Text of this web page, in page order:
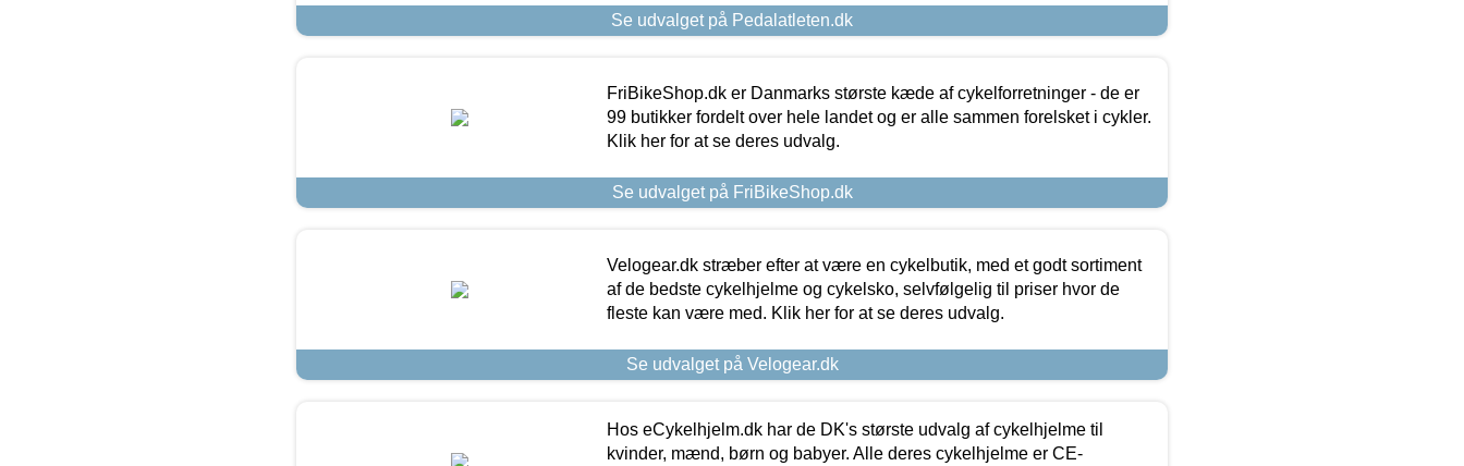
Se udvalget på Pedalatleten.dk
FriBikeShop.dk er Danmarks største kæde af cykelforretninger - de er
99 butikker fordelt over hele landet og er alle sammen forelsket i cykler.
Klik her for at se deres udvalg.
Se udvalget på FriBikeShop.dk
Velogear.dk stræber efter at være en cykelbutik, med et godt sortiment
af de bedste cykelhjelme og cykelsko, selvfølgelig til priser hvor de
fleste kan være med. Klik her for at se deres udvalg.
Se udvalget på Velogear.dk
Hos eCykelhjelm.dk har de DK's største udvalg af cykelhjelme til
kvinder, mænd, børn og babyer. Alle deres cykelhjelme er CE-